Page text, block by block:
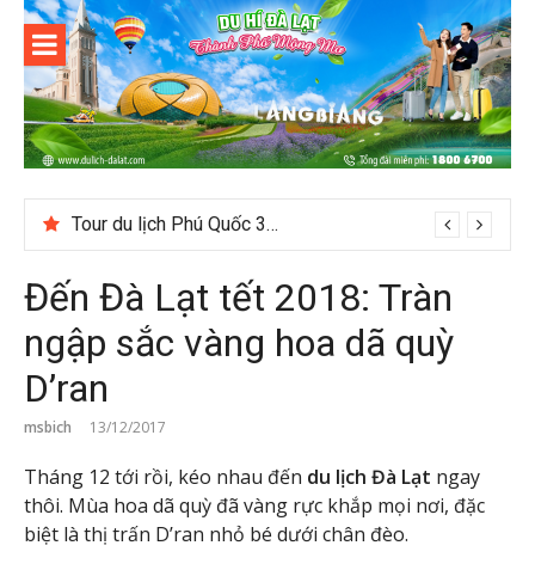
Skip
content
Du lịch Đà
Lạt
Suối Giàng – Khám phá “miền chè” nổi tiếng Tây Bắc
Đến Đà Lạt tết 2018: Tràn
ngập sắc vàng hoa dã quỳ
D’ran
msbich 13/12/2017
Tháng 12 tới rồi, kéo nhau đến du lịch Đà Lạt ngay
thôi. Mùa hoa dã quỳ đã vàng rực khắp mọi nơi, đặc
biệt là thị trấn D’ran nhỏ bé dưới chân đèo.